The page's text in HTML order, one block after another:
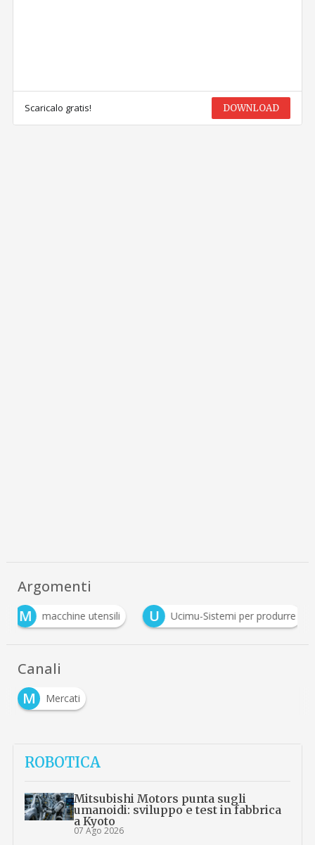
Scaricalo gratis! DOWNLOAD
Argomenti
M
macchine utensili U Ucimu-Sistemi per produrre
Canali
M
Mercati
ROBOTICA
Mitsubishi Motors punta sugli
umanoidi: sviluppo e test in fabbrica
a Kyoto
07 Ago 2026